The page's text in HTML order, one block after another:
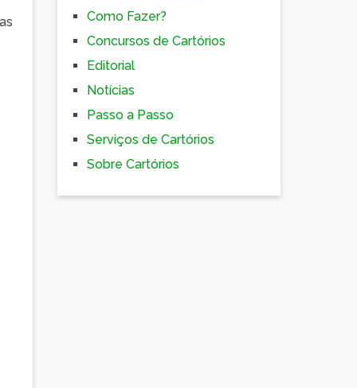
Como Fazer?
Concursos de Cartórios
Editorial
Notícias
Passo a Passo
Serviços de Cartórios
Sobre Cartórios